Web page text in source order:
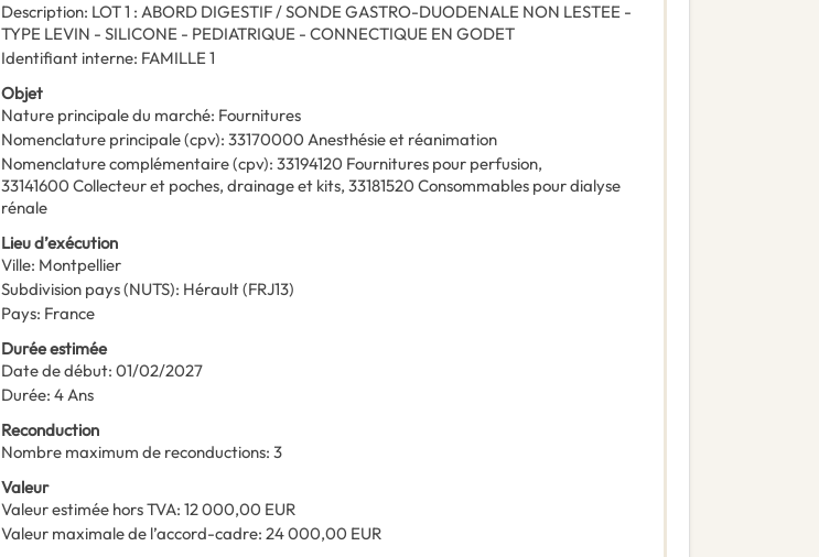
Description: LOT 1 : ABORD DIGESTIF / SONDE GASTRO-DUODENALE NON LESTEE -
TYPE LEVIN - SILICONE - PEDIATRIQUE - CONNECTIQUE EN GODET
Identifiant interne: FAMILLE 1
Objet
Nature principale du marché: Fournitures
Nomenclature principale(cpv): 33170000 Anesthésie et réanimation
Nomenclature complémentaire(cpv): 33194120 Fournitures pour perfusion,
33141600 Collecteur et poches, drainage et kits, 33181520 Consommables pour dialyse
rénale
Lieu d’exécution
Ville: Montpellier
Subdivision pays (NUTS): Hérault(FRJ13)
Pays: France
Durée estimée
Date de début: 01/02/2027
Durée: 4Ans
Reconduction
Nombre maximum de reconductions: 3
Valeur
Valeur estimée hors TVA: 12 000,00 EUR
Valeur maximale de l’accord-cadre: 24 000,00 EUR